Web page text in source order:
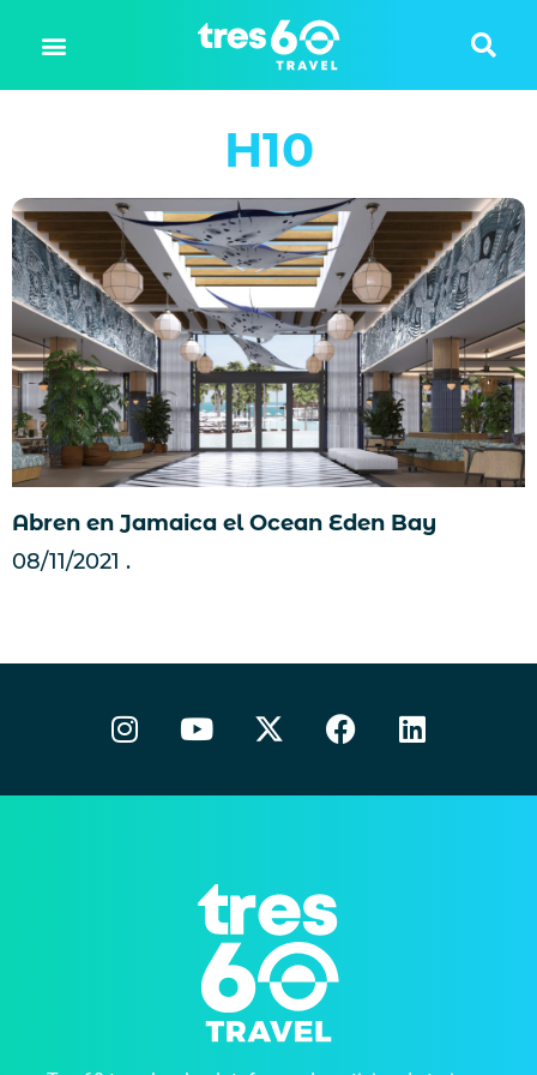
H10
Abren en Jamaica el Ocean Eden Bay
08/11/2021